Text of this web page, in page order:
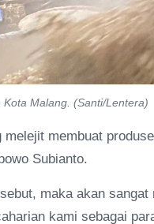
Malang. (Santi/Lentera)
membuat
Subianto.
maka akan
kami sebagai